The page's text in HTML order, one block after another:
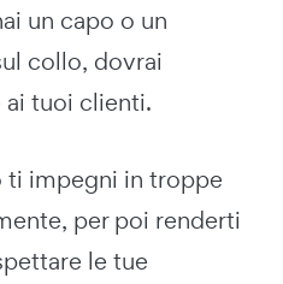
un capo o un
collo, dovrai
tuoi clienti.
ti impegni in troppe
per poi renderti
le tue